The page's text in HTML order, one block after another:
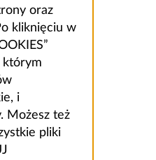
oraz
kliknięciu w
którym
i
Możesz też
pliki